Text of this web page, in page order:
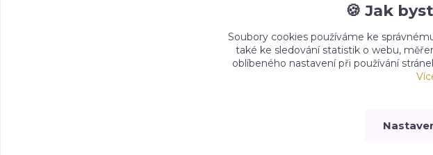
🍪 Jak
Soubory cookies používáme ke
také ke sledování statistik o webu,
oblíbeného nastavení při používání